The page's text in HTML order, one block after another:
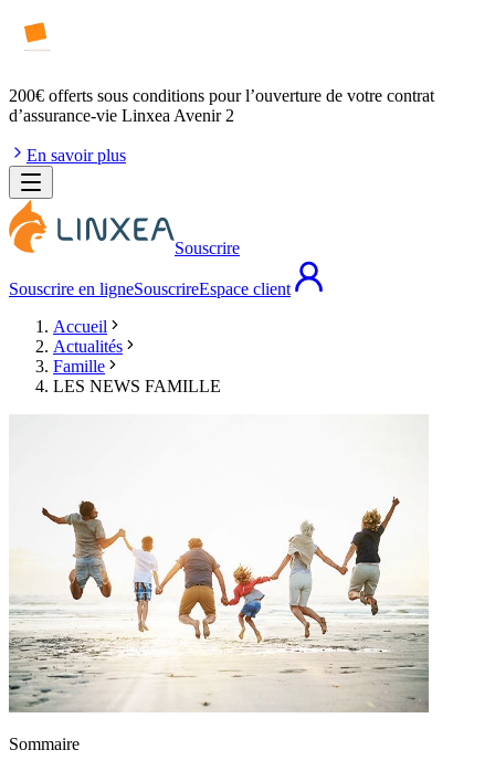
200€ offerts sous conditions pour l’ouverture de votre contrat
d’assurance-vie Linxea Avenir 2
En savoir plus
Souscrire
Souscrire en ligneSouscrireEspace client
Accueil
Actualités
Famille
LES NEWS FAMILLE
Sommaire